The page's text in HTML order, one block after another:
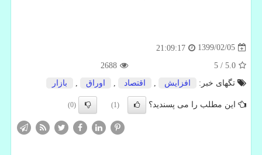
1399/02/05
21:09:17
5.0
/
5
2688
تگهای خبر:
افزایش اقتصاد اوراق بازار
این مطلب را می پسندید؟ (1)
(0)